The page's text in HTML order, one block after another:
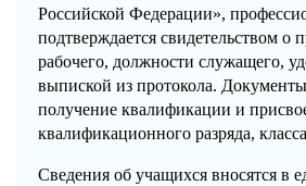
Российской Федерации»,
подтверждается свидетельством о
рабочего, должности служащего,
выпиской из протокола.
получение квалификации и
квалификационного разряда,
Сведения об учащихся вносятся в